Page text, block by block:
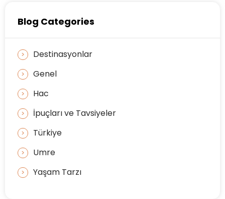
Blog Categories
Destinasyonlar
Genel
Hac
İpuçları ve Tavsiyeler
Türkiye
Umre
Yaşam Tarzı